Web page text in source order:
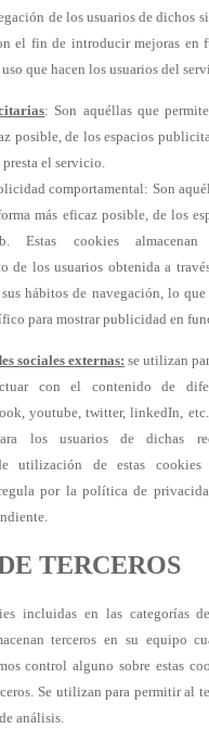
de los usuarios de dichos
el fin de introducir mejoras en
que hacen los usuarios del
: Son aquéllas que
posible, de los espacios
presta el servicio.
comportamental: Son
más eficaz posible, de los
Estas cookies almacenan
de los usuarios obtenida a
hábitos de navegación, lo
para mostrar publicidad en
sociales externas: se utilizan
con el contenido de
youtube, twitter, linkedIn,
los usuarios de dichas
utilización de estas
por la política de
TERCEROS
incluidas en las categorías
terceros en su equipo
control alguno sobre estas
Se utilizan para permitir al
análisis.